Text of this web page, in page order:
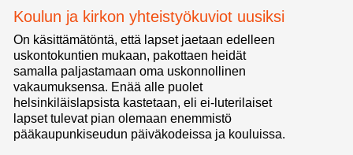
Koulun ja kirkon yhteistyökuviot uusiksi
On käsittämätöntä, että lapset jaetaan edelleen
uskontokuntien mukaan, pakottaen heidät
samalla paljastamaan oma uskonnollinen
vakaumuksensa. Enää alle puolet
helsinkiläislapsista kastetaan, eli ei-luterilaiset
lapset tulevat pian olemaan enemmistö
pääkaupunkiseudun päiväkodeissa ja kouluissa.